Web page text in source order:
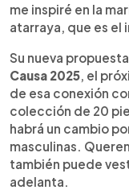
me inspiré en la
atarraya, que es el
Su nueva
Causa 2025, el
de esa conexión
colección de 20
habrá un cambio
masculinas.
también puede
adelanta.